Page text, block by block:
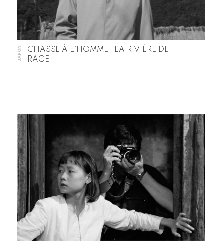
JAPON
CHASSE À L’HOMME : LA RIVIÈRE DE
RAGE